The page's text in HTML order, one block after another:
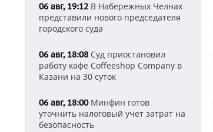
06 авг, 19:12 В Набережных Челнах
представили нового председателя
городского суда
06 авг, 18:08 Суд приостановил
работу кафе Coffeeshop Company в
Казани на 30 суток
06 авг, 18:00Минфин готов
уточнить налоговый учет затрат на
безопасность